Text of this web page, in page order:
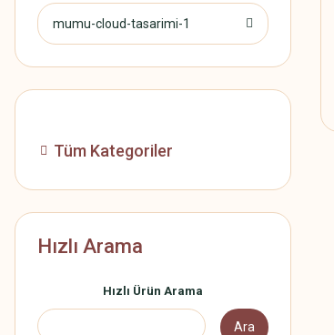
mumu-cloud-tasarimi-1
Tüm Kategoriler
Hızlı Arama
Hızlı Ürün Arama
Ara